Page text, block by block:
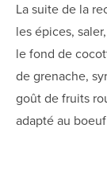
La suite de la
les épices,
le fond de
de grenache,
goût de fruits
adapté au